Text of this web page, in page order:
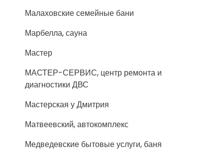
Малаховские семейные бани
Марбелла, сауна
Мастер
МАСТЕР-СЕРВИС, центр ремонта и
диагностики ДВС
Мастерская у Дмитрия
Матвеевский, автокомплекс
Медведевские бытовые услуги, баня